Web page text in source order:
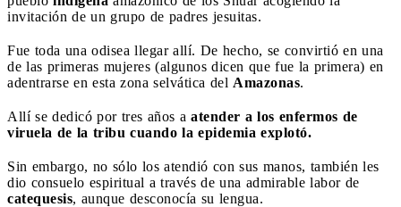
invitación de un grupo de padres jesuitas.
Fue toda una odisea llegar allí. De hecho, se convirtió en una
de las primeras mujeres (algunos dicen que fue la primera) en
adentrarse en esta zona selvática del Amazonas.
Allí se dedicó por tres años a atender a los enfermos de
viruela de la tribu cuando la epidemia explotó.
Sin embargo, no sólo los atendió con sus manos, también les
dio consuelo espiritual a través de una admirable labor de
catequesis, aunque desconocía su lengua.